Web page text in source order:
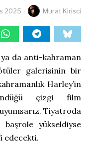
2025 Murat Kirisci
da anti-kahraman
galerisinin bir
Harley’in
çizgi film
Tiyatroda
yükseldiyse
edecekti.